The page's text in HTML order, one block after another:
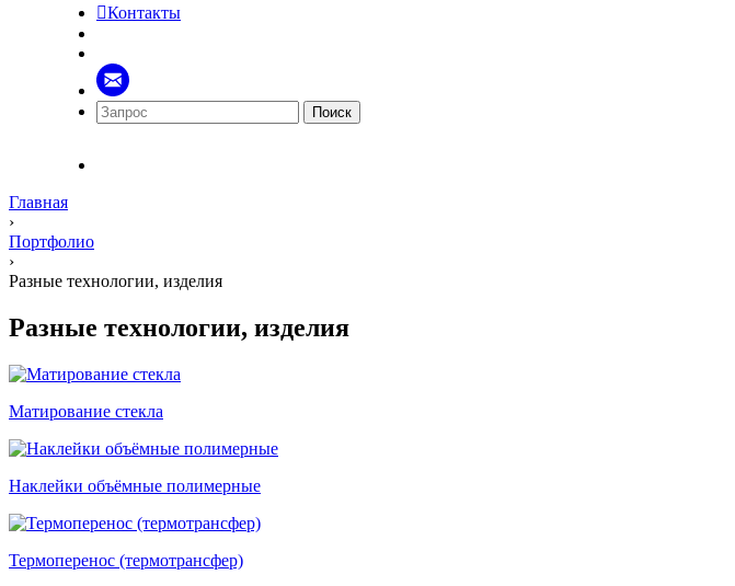
Контакты
Поиск
Главная
›
Портфолио
›
Разные технологии, изделия
Разные технологии, изделия
Матирование стекла
Наклейки объёмные полимерные
Термоперенос (термотрансфер)